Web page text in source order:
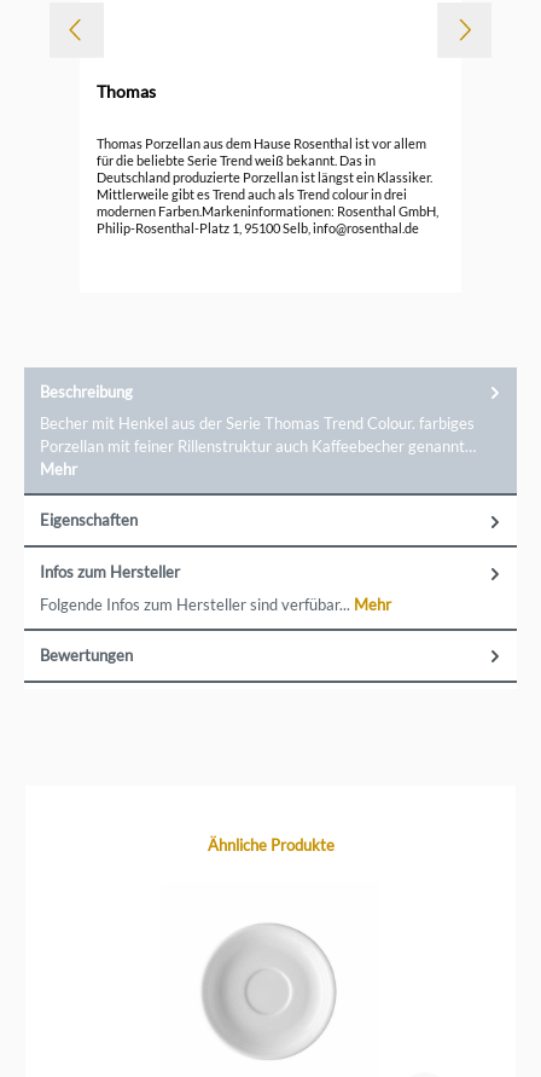
Thomas
Thomas Porzellan aus dem Hause Rosenthal ist vor allem
für die beliebte Serie Trend weiß bekannt. Das in
Deutschland produzierte Porzellan ist längst ein Klassiker.
Mittlerweile gibt es Trend auch als Trend colour in drei
modernen Farben.Markeninformationen: Rosenthal GmbH,
Philip-Rosenthal-Platz 1, 95100 Selb, info@rosenthal.de
Beschreibung
Becher mit Henkel aus der Serie Thomas Trend Colour. farbiges
Porzellan mit feiner Rillenstruktur auch Kaffeebecher genannt…
Mehr
Eigenschaften
Infos zum Hersteller
Folgende Infos zum Hersteller sind verfübar... Mehr
Bewertungen
Produktgalerie überspringenÄhnliche Produkte